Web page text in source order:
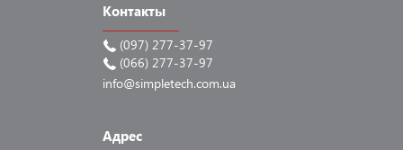
Контакты
(097) 277-37-97
(066) 277-37-97
info@simpletech.com.ua
Адрес